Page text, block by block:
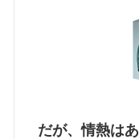
だが、情熱は